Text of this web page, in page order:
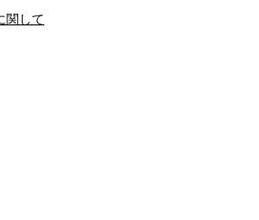
関して